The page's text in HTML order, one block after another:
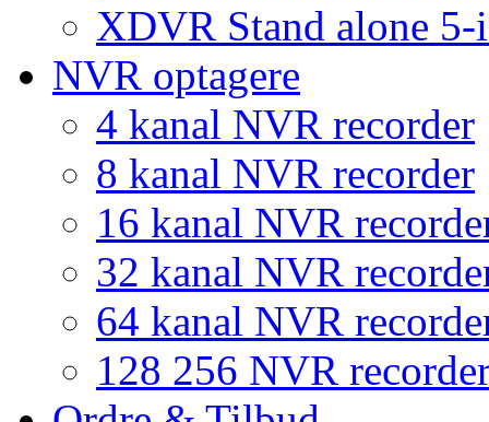
XDVR Stand alone 5-
NVR optagere
4 kanal NVR recorder
8 kanal NVR recorder
16 kanal NVR
32 kanal NVR
64 kanal NVR
128 256 NVR